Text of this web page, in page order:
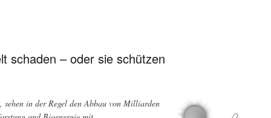
schaden – oder sie schützen
in der Regel den Abbau von Milliarden